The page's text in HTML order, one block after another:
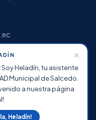
✕
Soy Heladín, tu asistente
Municipal de Salcedo.
a nuestra página
Heladín!